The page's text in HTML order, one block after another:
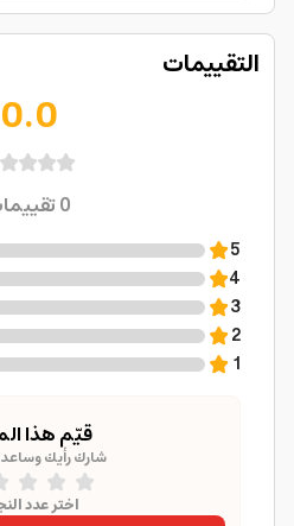
التقييمات
0.0
0
5
4
3
2
1
قيّم هذا
شارك رأيك وساعد
اختر عدد